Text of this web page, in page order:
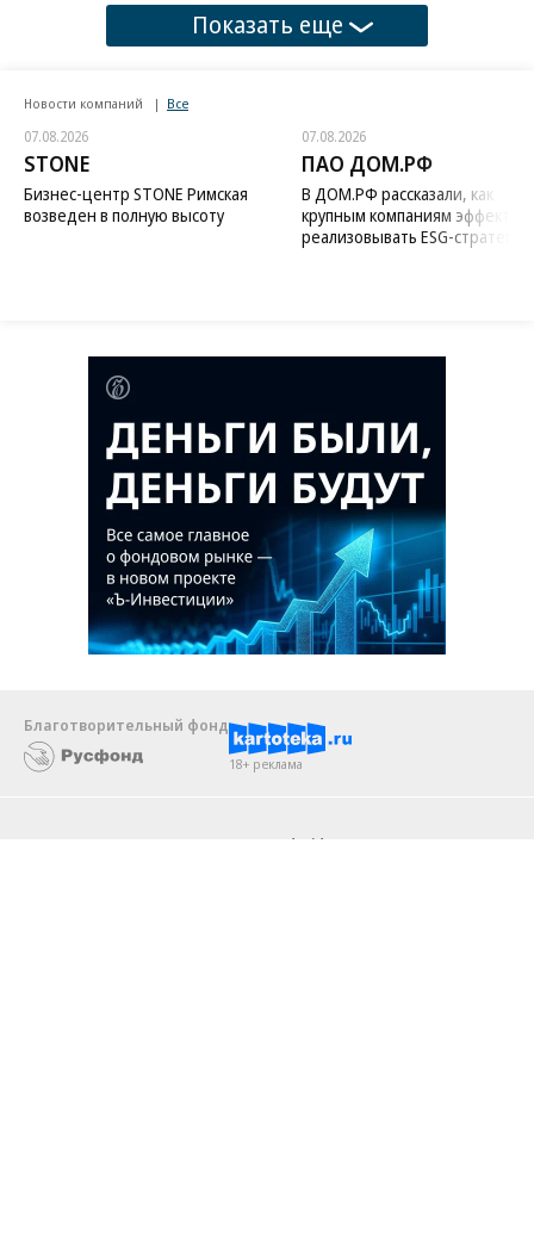
Показать еще
Новости компаний Все
07.08.2026
STONE
Бизнес-центр STONE Римская
возведен в полную высоту
07.08.2026
ПАО ДОМ.РФ
В ДОМ.РФ рассказали, как
крупным компаниям
реализовывать ESG-стратегию
Благотворительный фонд
18+ реклама
Android